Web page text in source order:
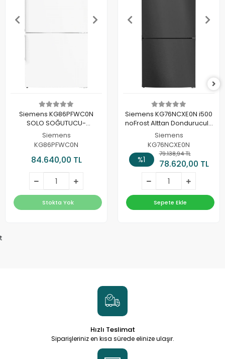
Siemens KG86PFWC0N
SOLO SOĞUTUCU-
DONDURUCU
KOMBINASYONU
Siemens
KG86PFWC0N
84.640,00 TL
Stokta Yok
Siemens KG76NCXE0N i500
noFrost Alttan Donduruculu
Buzdolabı Yeni XL
Siemens
KG76NCXE0N
%1
79.138,94 TL
78.620,00 TL
Sepete Ekle
t
Hızlı Teslimat
Siparişleriniz en kısa sürede elinize ulaşır.